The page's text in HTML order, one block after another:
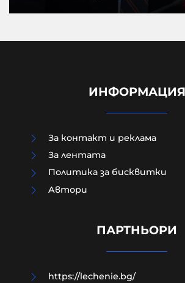
Йотова за дрона:
съм от примитивната
ИНФОРМАЦИЯ
За контакт и реклама
За лентата
Политика за бисквитки
Aвтори
ПАРТНЬОРИ
https://lechenie.bg/